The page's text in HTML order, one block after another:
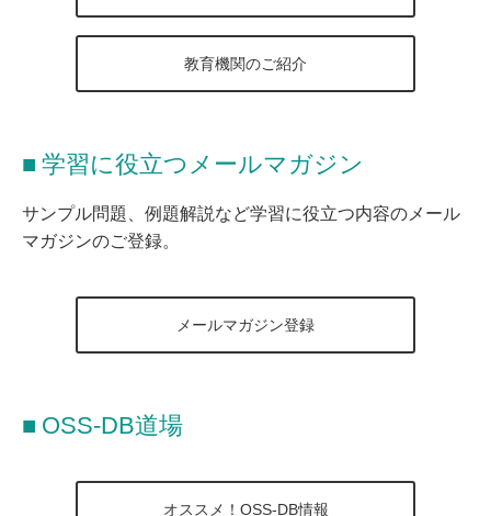
教育機関のご紹介
学習に役立つメールマガジン
サンプル問題、例題解説など学習に役立つ内容のメール
マガジンのご登録。
メールマガジン登録
OSS-DB道場
オススメ！OSS-DB情報